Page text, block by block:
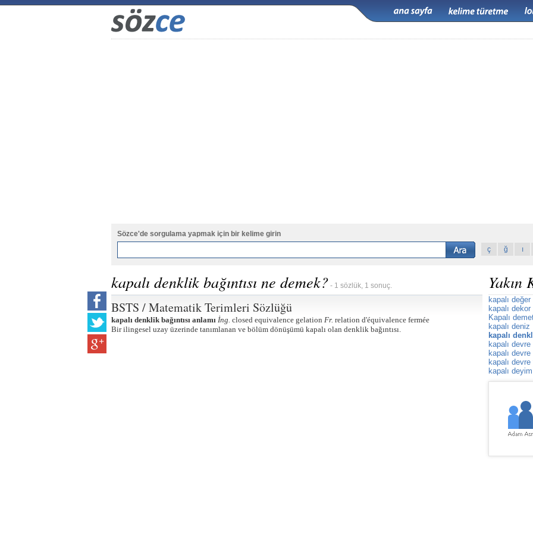
Sözce'de sorgulama yapmak için bir kelime girin
ç
ğ ı
kapalı denklik bağıntısı ne demek? - 1 sözlük, 1 sonuç.
BSTS / Matematik Terimleri Sözlüğü
kapalı denklik bağıntısı anlamı İng. closed equivalence gelation Fr. relation d'équivalence fermée
Bir ilingesel uzay üzerinde tanımlanan ve bölüm dönüşümü kapalı olan denklik bağıntısı.
Yakın
kapalı değer
kapalı dekor
Kapalı
kapalı deniz
kapalı
kapalı devre
kapalı
kapalı devre
kapalı deyim